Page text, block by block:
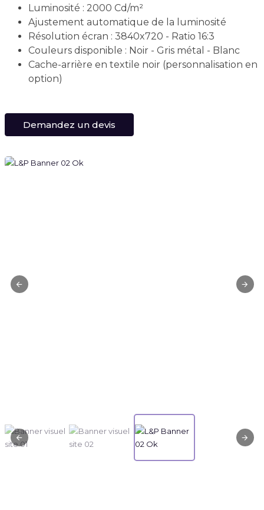
Luminosité : 2000 Cd/m²
Ajustement automatique de la luminosité
Résolution écran : 3840x720 - Ratio 16:3
Couleurs disponible : Noir - Gris métal - Blanc
Cache-arrière en textile noir (personnalisation en
option)
Demandez un devis